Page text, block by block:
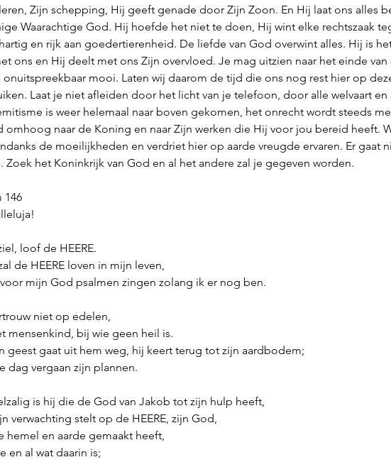
Zijn schepping, Hij geeft genade door Zijn Zoon. En Hij laat ons alles
Waarachtige God. Hij hoefde het niet te doen, Hij wint elke rechtszaak
en rijk aan goedertierenheid. De liefde van God overwint alles. Hij is
ons en Hij deelt met ons Zijn overvloed. Je mag uitzien naar het einde
onuitspreekbaar mooi. Laten wij daarom de tijd die ons nog rest hier op
Laat je niet afleiden door het licht van je telefoon, door alle welvaart
is weer helemaal naar boven gekomen, het onrecht wordt steeds
omhoog naar de Koning en naar Zijn werken die Hij voor jou bereid heeft.
de moeilijkheden en verdriet hier op aarde vreugde ervaren. Er gaat
Zoek het Koninkrijk van God en al het andere zal je gegeven worden.
146
loof de HEERE.
de HEERE loven in mijn leven,
mijn God psalmen zingen zolang ik er nog ben.
niet op edelen,
mensenkind, bij wie geen heil is.
geest gaat uit hem weg, hij keert terug tot zijn aardbodem;
dag vergaan zijn plannen.
is hij die de God van Jakob tot zijn hulp heeft,
verwachting stelt op de HEERE, zijn God,
hemel en aarde gemaakt heeft,
en al wat daarin is;